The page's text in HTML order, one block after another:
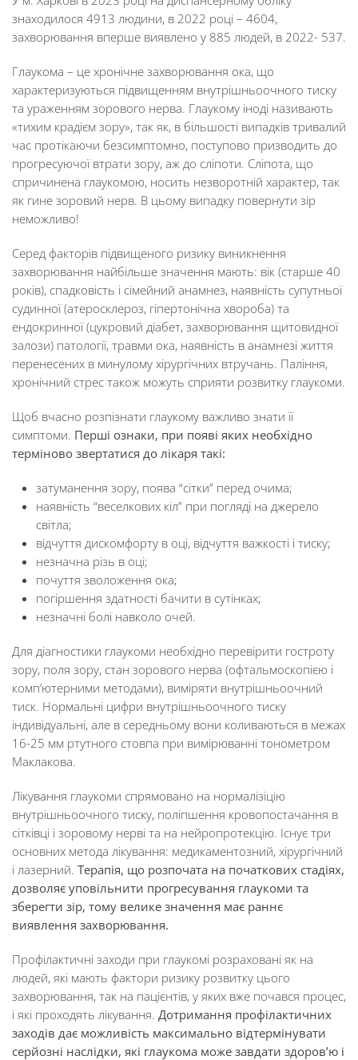
знаходилося 4913 людини, в 2022 році – 4604,
захворювання вперше виявлено у 885 людей, в 2022- 537.
Глаукома – це хронічне захворювання ока, що
характеризуються підвищенням внутрішньоочного тиску
та ураженням зорового нерва. Глаукому іноді називають
«тихим крадієм зору», так як, в більшості випадків тривалий
час протікаючи безсимптомно, поступово призводить до
прогресуючої втрати зору, аж до сліпоти. Сліпота, що
спричинена глаукомою, носить незворотній характер, так
як гине зоровий нерв. В цьому випадку повернути зір
неможливо!
Серед факторів підвищеного ризику виникнення
захворювання найбільше значення мають: вік (старше 40
років), спадковість і сімейний анамнез, наявність супутньої
судинної (атеросклероз, гіпертонічна хвороба) та
ендокринної (цукровий діабет, захворювання щитовидної
залози) патології, травми ока, наявність в анамнезі життя
перенесених в минулому хірургічних втручань. Паління,
хронічний стрес також можуть сприяти розвитку глаукоми.
Щоб вчасно розпізнати глаукому важливо знати її
симптоми. Перші ознаки, при появі яких необхідно
терміново звертатися до лікаря такі:
затуманення зору, поява “сітки” перед очима;
наявність “веселкових кіл” при погляді на джерело
світла;
відчуття дискомфорту в оці, відчуття важкості і тиску;
незначна різь в оці;
почуття зволоження ока;
погіршення здатності бачити в сутінках;
незначні болі навколо очей.
Для діагностики глаукоми необхідно перевірити гостроту
зору, поля зору, стан зорового нерва (офтальмоскопією і
комп’ютерними методами), виміряти внутрішньоочний
тиск. Нормальні цифри внутрішньоочного тиску
індивідуальні, але в середньому вони коливаються в межах
16-25 мм ртутного стовпа при вимірюванні тонометром
Маклакова.
Лікування глаукоми спрямовано на нормалізіцію
внутрішньоочного тиску, поліпшення кровопостачання в
сітківці і зоровому нерві та на нейропротекцію. Існує три
основних метода лікування: медикаментозний, хірургічний
і лазерний. Терапія, що розпочата на початкових стадіях,
дозволяє уповільнити прогресування глаукоми та
зберегти зір, тому велике значення має раннє
виявлення захворювання.
Профілактичні заходи при глаукомі розраховані як на
людей, які мають фактори ризику розвитку цього
захворювання, так на пацієнтів, у яких вже почався процес,
і які проходять лікування. Дотримання профілактичних
заходів дає можливість максимально відтермінувати
серйозні наслідки, які глаукома може завдати здоров’ю і